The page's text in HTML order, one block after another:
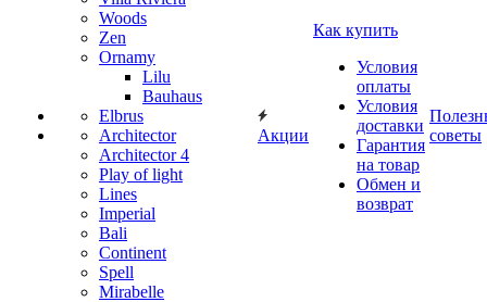
Woods
Zen
Ornamy
Lilu
Bauhaus
Elbrus
Architector
Architector 4
Play of light
Lines
Imperial
Bali
Continent
Spell
Mirabelle
Акции
Как купить
Условия
оплаты
Условия
доставки
Гарантия
на товар
Обмен и
возврат
советы